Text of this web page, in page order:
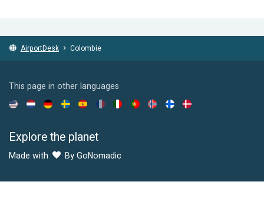
AirportDesk Colombie
This page in other languages
Explore the planet
Made with By GoNomadic